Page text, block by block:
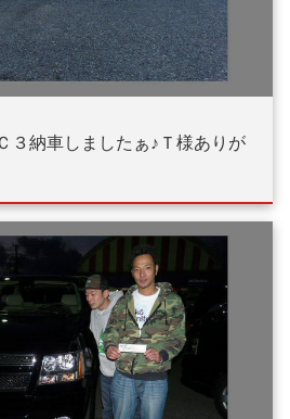
納車しましたぁ♪Ｔ様ありが